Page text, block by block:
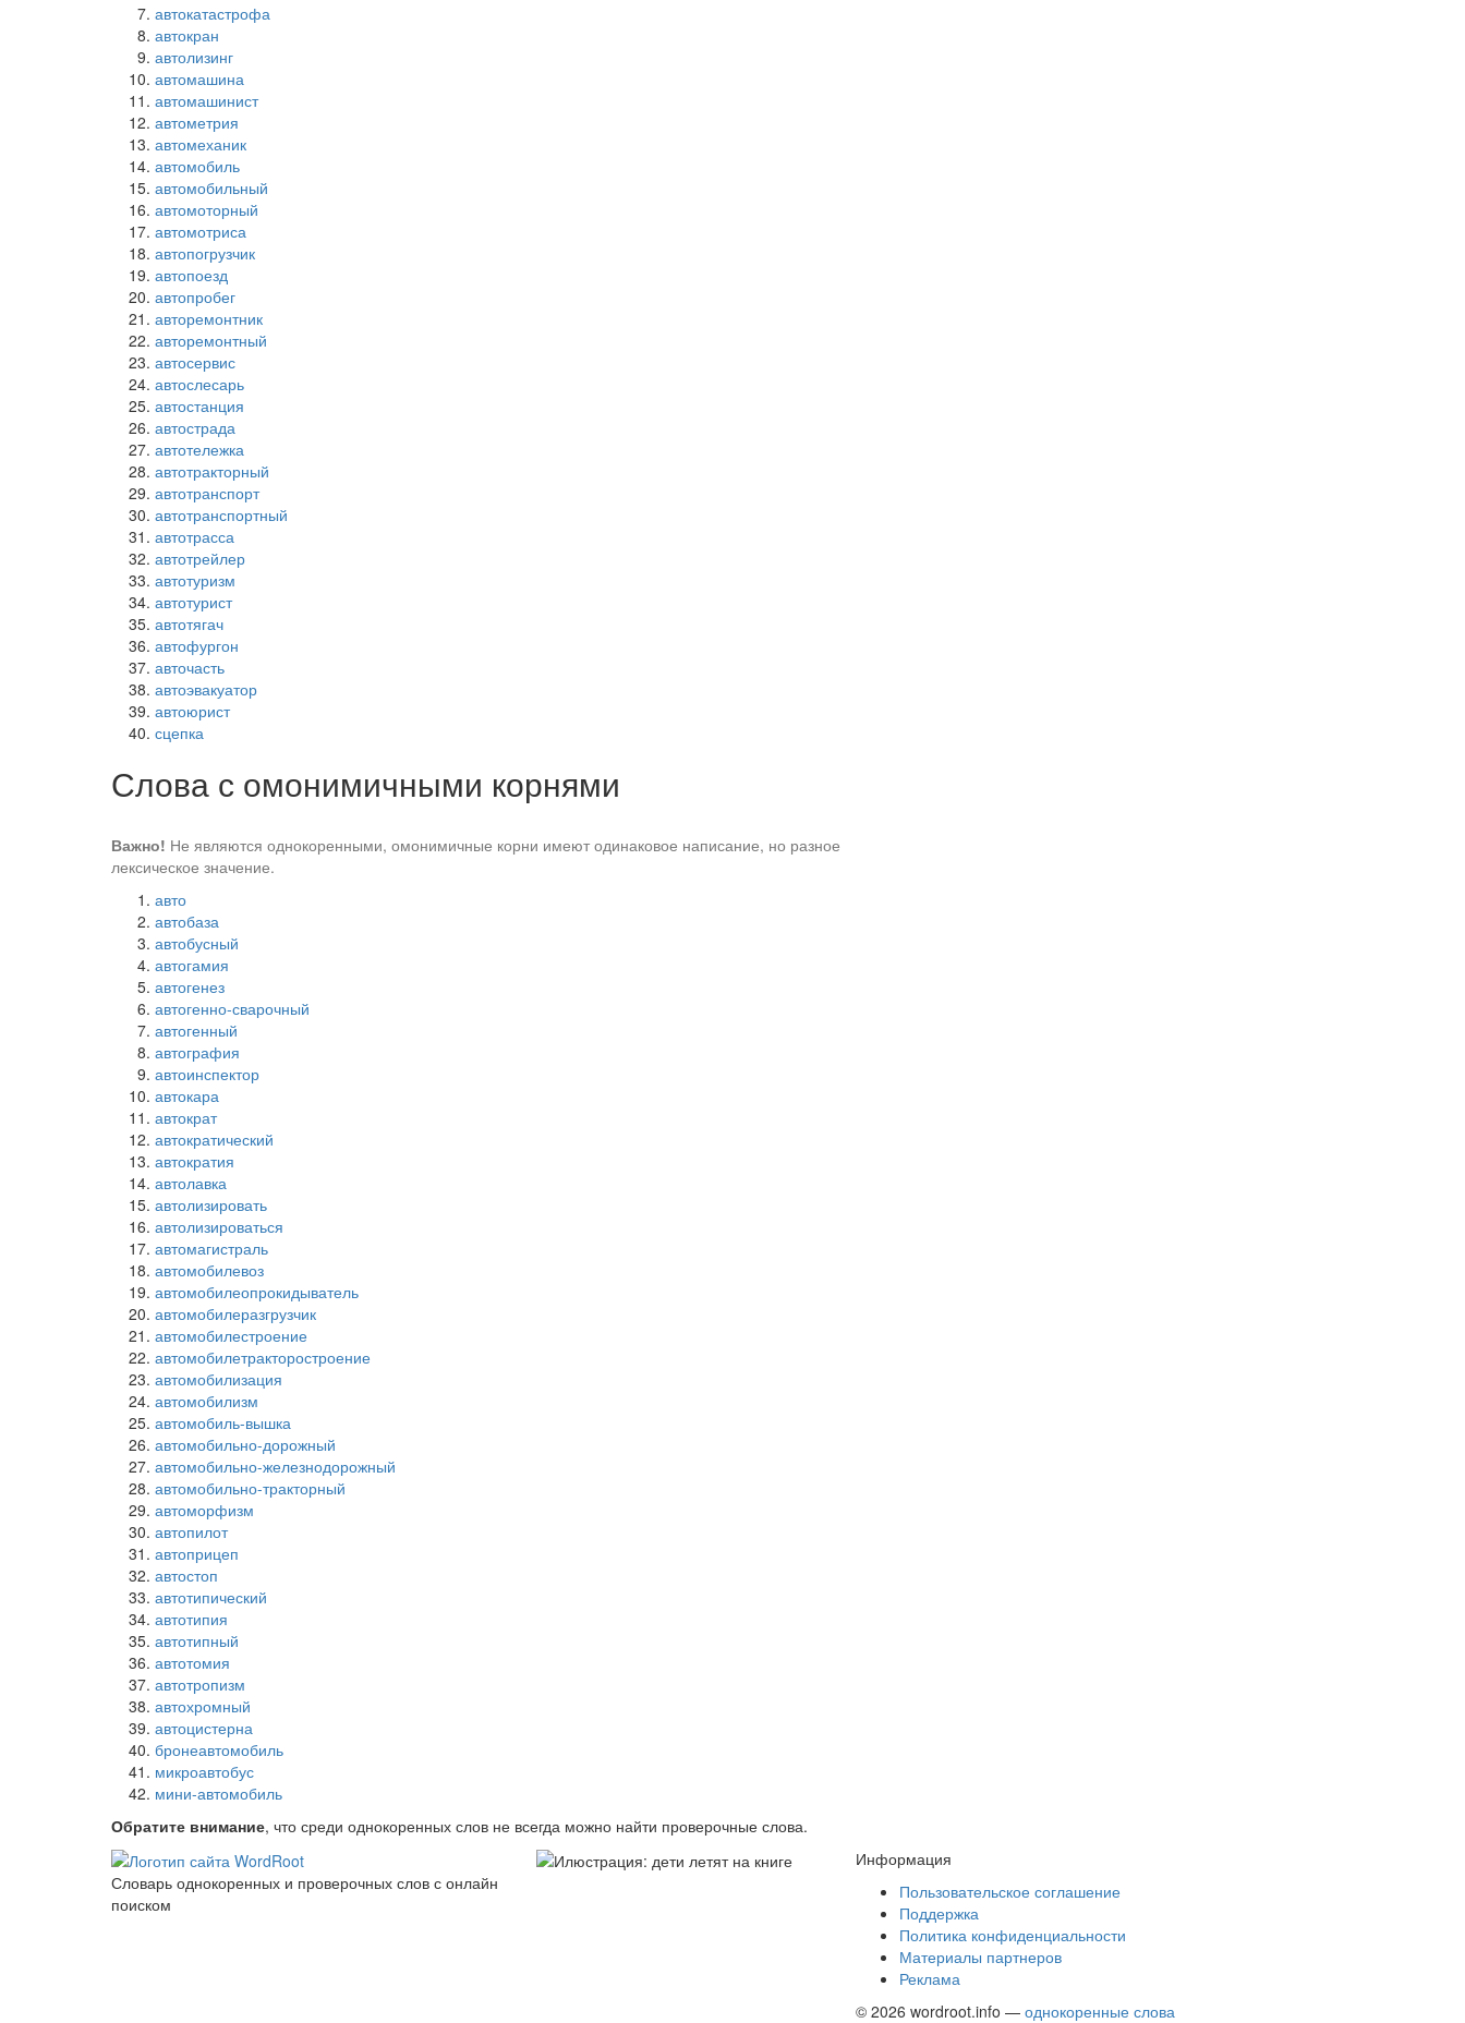
автокатастрофа
автокран
автолизинг
автомашина
автомашинист
автометрия
автомеханик
автомобиль
автомобильный
автомоторный
автомотриса
автопогрузчик
автопоезд
автопробег
авторемонтник
авторемонтный
автосервис
автослесарь
автостанция
автострада
автотележка
автотракторный
автотранспорт
автотранспортный
автотрасса
автотрейлер
автотуризм
автотурист
автотягач
автофургон
авточасть
автоэвакуатор
автоюрист
сцепка
Слова с омонимичными корнями
Важно! Не являются однокоренными, омонимичные корни имеют одинаковое написание, но разное
лексическое значение.
авто
автобаза
автобусный
автогамия
автогенез
автогенно-сварочный
автогенный
автография
автоинспектор
автокара
автократ
автократический
автократия
автолавка
автолизировать
автолизироваться
автомагистраль
автомобилевоз
автомобилеопрокидыватель
автомобилеразгрузчик
автомобилестроение
автомобилетракторостроение
автомобилизация
автомобилизм
автомобиль-вышка
автомобильно-дорожный
автомобильно-железнодорожный
автомобильно-тракторный
автоморфизм
автопилот
автоприцеп
автостоп
автотипический
автотипия
автотипный
автотомия
автотропизм
автохромный
автоцистерна
бронеавтомобиль
микроавтобус
мини-автомобиль
Обратите внимание, что среди однокоренных слов не всегда можно найти проверочные слова.
Словарь однокоренных и проверочных слов с онлайн
поиском
Информация
Пользовательское соглашение
Поддержка
Политика конфиденциальности
Материалы партнеров
Реклама
© 2026 wordroot.info — однокоренные слова